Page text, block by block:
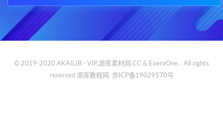
© 2019-2020 AKAILIB - VIP.源库素材网.CC & EveryOne. . All rights
reserved 源库教程网. 京ICP备19029570号